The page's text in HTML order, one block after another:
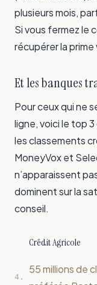
plusieurs mois,
Si vous fermez le
récupérer la prime
Et les banques
Pour ceux qui ne
ligne, voici le top
les classements
MoneyVox et
n’apparaissent
dominent sur la
conseil.
4.
Crédit Agricole
55 millions de